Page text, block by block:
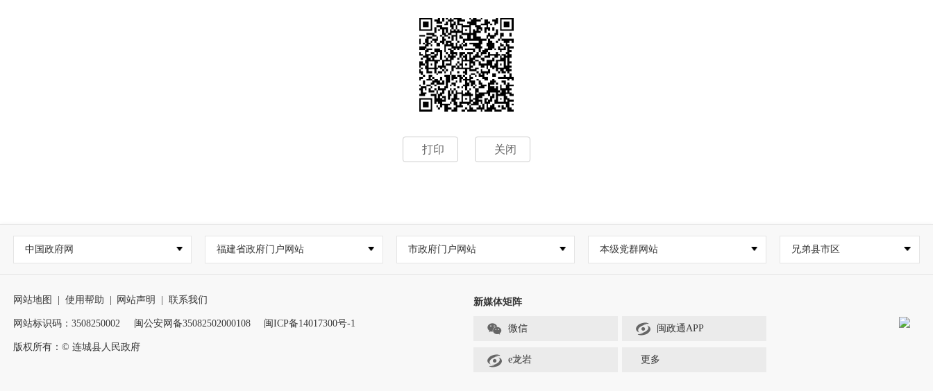
打印 关闭
中国政府网 福建省政府门户网站 市政府门户网站 本级党群网站 兄弟县市区
网站地图 | 使用帮助 | 网站声明 | 联系我们
网站标识码：3508250002 闽公安网备35082502000108 闽ICP备14017300号-1
版权所有：© 连城县人民政府
新媒体矩阵
微信 闽政通APP
e龙岩 更多